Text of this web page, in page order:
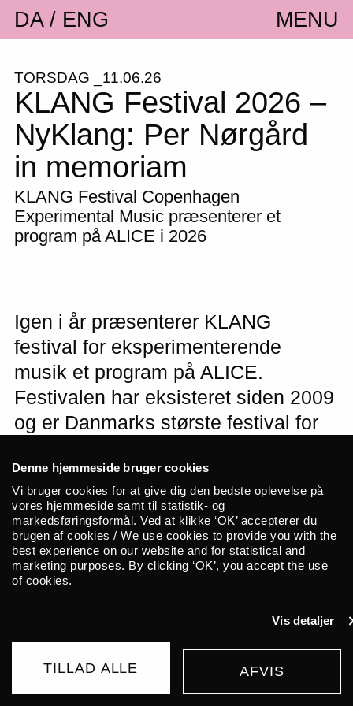
Denne hjemmeside bruger cookies
Vi bruger cookies for at give dig den bedste oplevelse på
vores hjemmeside samt til statistik- og
markedsføringsformål. Ved at klikke ‘OK’ accepterer du
brugen af cookies / We use cookies to provide you with the
best experience on our website and for statistical and
marketing purposes. By clicking ‘OK’, you accept the use
of cookies.
Vis detaljer
TILLAD ALLE AFVIS
DA ENG MENU
TORSDAG _11.06.26
KLANG Festival 2026 –
NyKlang: Per Nørgård
in memoriam
KLANG Festival Copenhagen
Experimental Music præsenterer et
program på ALICE i 2026
Igen i år præsenterer KLANG
festival for eksperimenterende
musik et program på ALICE.
Festivalen har eksisteret siden 2009
og er Danmarks største festival for
Oplev nye kunstneriske stemmer,
perspektiver og tilgange på KLANG
2026.
Se mere om hver koncert på KLANGs hjemmeside:klang.dk
NyKlang er et projekt under Klang